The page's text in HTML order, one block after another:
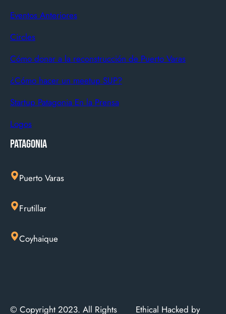
Eventos Anteriores
Circles
Cómo donar a la reconstrucción de Puerto Varas
¿Cómo hacer un meetup SUP?
Startup Patagonia En la Prensa
Logos
Patagonia
Puerto Varas
Frutillar
Coyhaique
© Copyright 2023. All Rights
Ethical Hacked by